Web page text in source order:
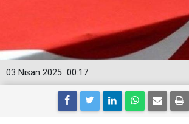
00:17
03 Nisan 2025